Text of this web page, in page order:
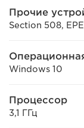
Прочие
Section 508,
Windows 10
Процессор
3,1 ГГц